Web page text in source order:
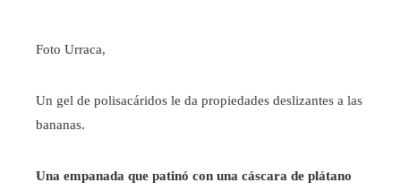
Foto Urraca,
Un gel de polisacáridos le da propiedades deslizantes a las
bananas.
Una empanada que patinó con una cáscara de plátano